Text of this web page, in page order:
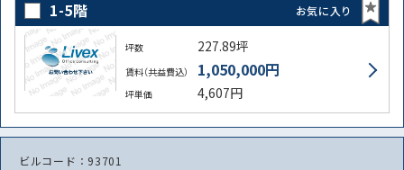
1-5階 お気に入り
坪数 227.89坪
賃料（共益費込） 1,050,000円
坪単価 4,607円
ビルコード：93701